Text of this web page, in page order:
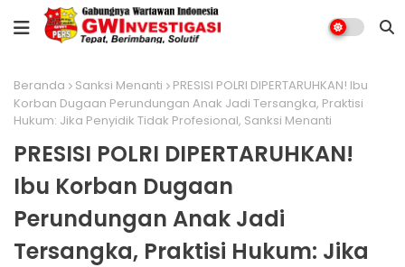
Beranda Sanksi Menanti
PRESISI POLRI DIPERTARUHKAN! Ibu
Korban Dugaan Perundungan Anak Jadi Tersangka, Praktisi
Hukum: Jika Penyidik Tidak Profesional, Sanksi Menanti
PRESISI POLRI DIPERTARUHKAN!
Ibu Korban Dugaan
Perundungan Anak Jadi
Tersangka, Praktisi Hukum: Jika